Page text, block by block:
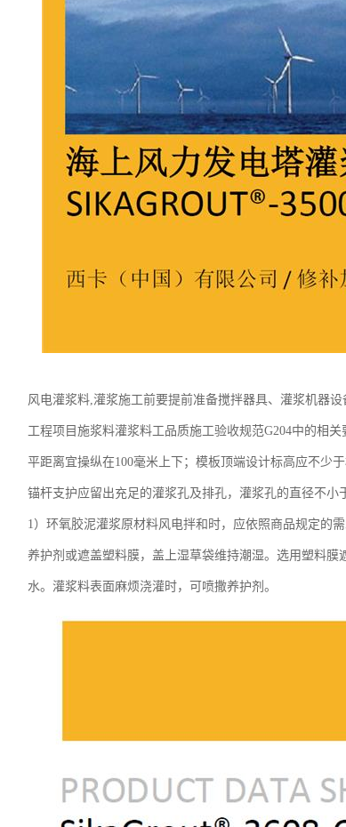
风电灌浆料,灌浆施工前要提前准备搅拌器具、灌浆机器
工程项目施浆料灌浆料工品质施工验收规范G204中的相
平距离宜操纵在100毫米上下；模板顶端设计标高应不少
锚杆支护应留出充足的灌浆孔及排孔，灌浆孔的直径不小
1）环氧胶泥灌浆原材料风电拌和时，应依照商品规定的
养护剂或遮盖塑料膜，盖上湿草袋维持潮湿。选用塑料
水。灌浆料表面麻烦浇灌时，可喷撒养护剂。